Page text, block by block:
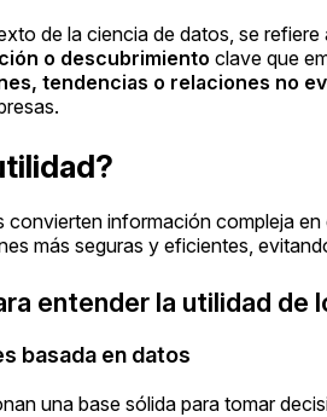
de la ciencia de datos, se
o descubrimiento clave que
tendencias o relaciones no
convierten información compleja
más seguras y eficientes,
entender la utilidad de
basada en datos
una base sólida para tomar